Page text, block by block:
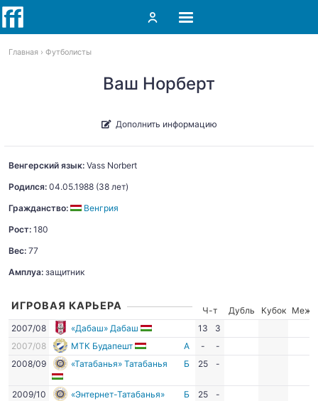
Главная Футболисты
Ваш Норберт
Дополнить информацию
Венгерский язык: Vass Norbert
Родился: 04.05.1988 (38 лет)
Гражданство:
Венгрия
Рост: 180
Вес: 77
Амплуа: защитник
ИГРОВАЯ КАРЬЕРА Ч-т Дубль Кубок
Межд.
2007/08
«Дабаш» Дабаш 13
3
2007/08
МТК Будапешт А -
-
2008/09
«Татабанья» Татабанья Б 25 -
2009/10
«Энтернет-Татабанья»
Б 25 -